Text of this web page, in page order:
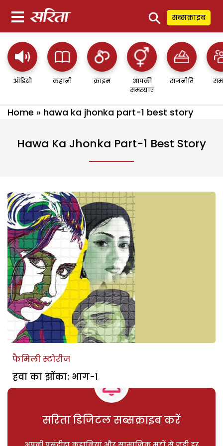
⚲ सब्सक्राइब
ऑडियो कहानी क्राइम
आपकी
समस्याएं
राजनीति
Home » hawa ka jhonka part-1 best story
Hawa Ka Jhonka Part-1 Best Story
फैमिली स्टोरीज
हवा का झोंका: भाग-1
सरिता डिजिटल सब्सक्राइब करें